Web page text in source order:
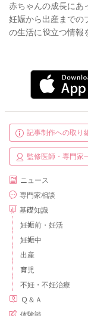
赤ちゃんの成長にあ
妊娠から出産までの
の生活に役立つ情報
記事制作への取り
監修医師・専門家
ニュース
専門家相談
基礎知識
妊娠前・妊活
妊娠中
出産
育児
不妊・不妊治療
Ｑ＆Ａ